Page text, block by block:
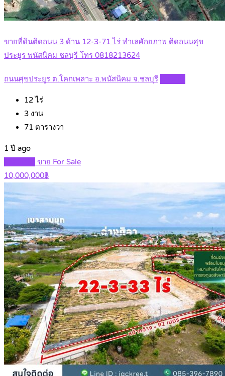
ขายที่ดินติดถนน 3 ด้าน 12-3-71 ไร่ ทำเลศักยภาพ ติดถนนศุข
ประยูร พนัสนิคม ชลบุรี โทร 0818213624
ถนนศุขประยูร ต.โคกเพลาะ อ.พนัสนิคม จ.ชลบุรี
12ไร่
3 งาน
71 ตารางวา
1 ปี ago
ขาย For Sale
10,000,000฿